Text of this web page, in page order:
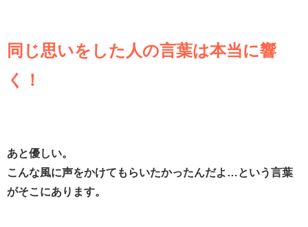
同じ思いをした人の言葉は本当に響
く！
あと優しい。
こんな風に声をかけてもらいたかったんだよ…という言葉
がそこにあります。